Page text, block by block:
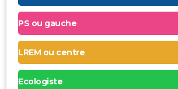
PS ou gauche
LREM ou centre
Ecologiste